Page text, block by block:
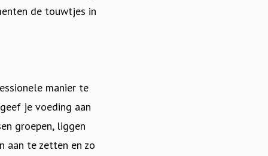
de touwtjes in
manier te
je voeding aan
groepen, liggen
aan te zetten en zo